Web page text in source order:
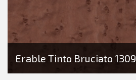
Erable Tinto Bruciato 1309